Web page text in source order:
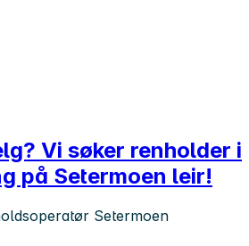
Vi søker renholder i
på Setermoen leir!
Setermoen